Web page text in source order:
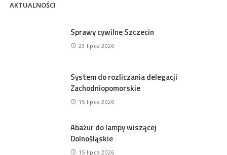
AKTUALNOŚCI
Sprawy cywilne Szczecin
23 lipca 2026
System do rozliczania delegacji
Zachodniopomorskie
15 lipca 2026
Abażur do lampy wiszącej
Dolnośląskie
15 lipca 2026